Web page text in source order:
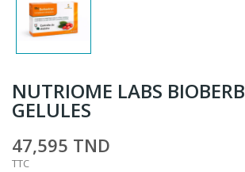
NUTRIOME LABS
GELULES
47,595 TND
TTC